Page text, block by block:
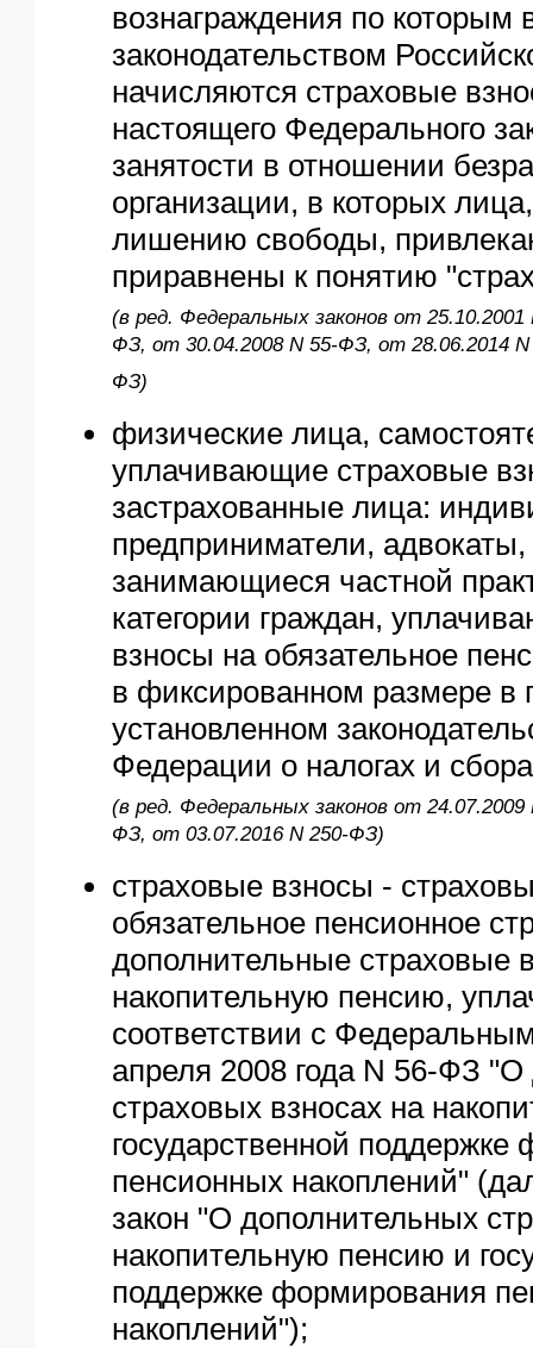
вознаграждения по которым
законодательством
начисляются страховые
настоящего Федерального
занятости в отношении
организации, в которых
лишению свободы,
приравнены к понятию
(в ред. Федеральных законов от
ФЗ, от 30.04.2008 N 55-ФЗ, от 28.06.2014
ФЗ)
физические лица,
уплачивающие страховые
застрахованные лица:
предприниматели,
занимающиеся частной
категории граждан,
взносы на обязательное
в фиксированном размере в
установленном
Федерации о налогах и
(в ред. Федеральных законов от
ФЗ, от 03.07.2016 N 250-ФЗ)
страховые взносы -
обязательное пенсионное
дополнительные страховые
накопительную пенсию,
соответствии с
апреля 2008 года N 56-ФЗ
страховых взносах на
государственной
пенсионных накоплений"
закон "О дополнительных
накопительную пенсию и
поддержке формирования
накоплений");